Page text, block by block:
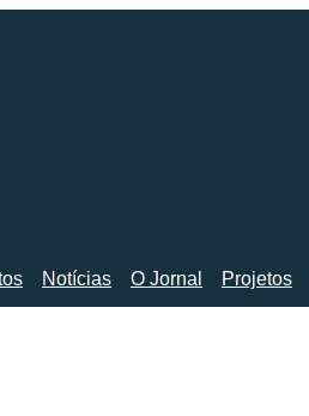
Notícias O Jornal Projetos